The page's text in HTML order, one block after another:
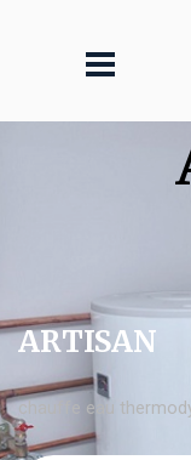
ARTISAN
chauffe eau